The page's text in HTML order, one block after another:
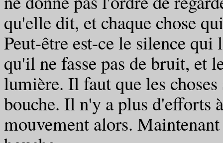
qu'elle dit, et chaque chose
Peut-être est-ce le silence
qu'il ne fasse pas de bruit, et
lumière. Il faut que les
bouche. Il n'y a plus d'efforts
mouvement alors.